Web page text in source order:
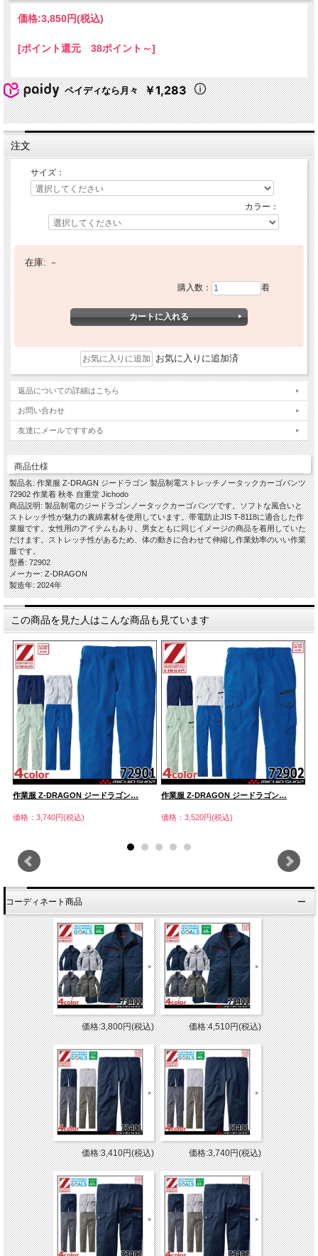
価格:3,850円(税込)
[ポイント還元 38ポイント～]
ペイディなら月々 ￥1,283
注文
サイズ：
カラー：
在庫: －
購入数： 着
お気に入りに追加済
返品についての詳細はこちら
お問い合わせ
友達にメールですすめる
商品仕様
製品名: 作業服 Z-DRAGN ジードラゴン 製品制電ストレッチノータックカーゴパンツ
72902 作業着 秋冬 自重堂 Jichodo
商品説明: 製品制電のジードラゴンノータックカーゴパンツです。ソフトな風合いと
ストレッチ性が魅力の裏綿素材を使用しています。帯電防止JIS T-8118に適合した作
業服です。女性用のアイテムもあり、男女ともに同じイメージの商品を着用していた
だけます。ストレッチ性があるため、体の動きに合わせて伸縮し作業効率のいい作業
服です。
型番: 72902
メーカー: Z-DRAGON
製造年: 2024年
この商品を見た人はこんな商品も見ています
作業服 Z-DRAGON ジードラゴン…
価格：3,740円(税込)
作業服 Z-DRAGON ジードラゴン…
価格：3,520円(税込)
コーディネート商品
価格:3,800円(税込) 価格:4,510円(税込)
価格:3,410円(税込) 価格:3,740円(税込)